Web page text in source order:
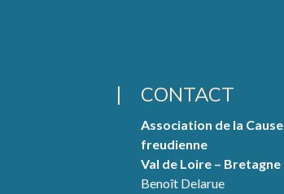
CONTACT
Association de la Cause
freudienne
Val de Loire – Bretagne
Benoît Delarue